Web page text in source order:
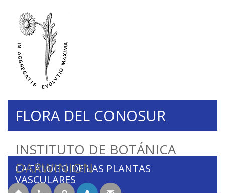
INSTITUTO DE BOTÁNICA
DARWINION
FLORA DEL CONOSUR
CATÁLOGO DE LAS PLANTAS
VASCULARES